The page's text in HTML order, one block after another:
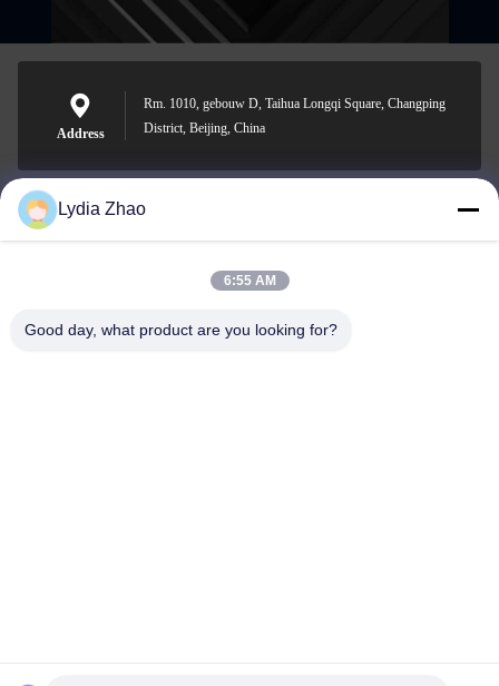
Address
Rm. 1010, gebouw D, Taihua Longqi Square, Changping
District, Beijing, China
jesingd@vip.sina.com
Lydia Zhao
6:55 AM
Good day, what product are you looking for?